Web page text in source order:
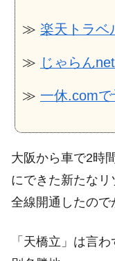
≫ 楽天トラベ
≫ じゃらん
≫ 一休.comで
大阪から車で2時
にできた新たな
全線開通したので
「天橋立」は言